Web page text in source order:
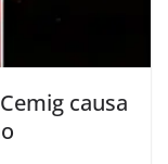
causa